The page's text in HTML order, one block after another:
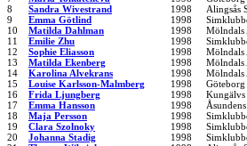
8
Sandra Wivestrand 1998
Alingsås
9
Emma Götlind 1998
10
Matilda Dahlman 1998
Mölndals
11
Emilie Zhu 1998
12
Sophie Eliasson 1998
Mölndals
13
Matilda Ekenberg 1998
Mölndals
14
Karolina Alvekrans 1998
Mölndals
15
Louise Karlsson-Malmberg 1998
Göteborg
16
Frida Ljungberg 1998
Kungälvs
17
Emma Hansson 1998
18
Maja Persson 1998
19
Clara Szolnoky 1998
20
Johanna Stadig 1998